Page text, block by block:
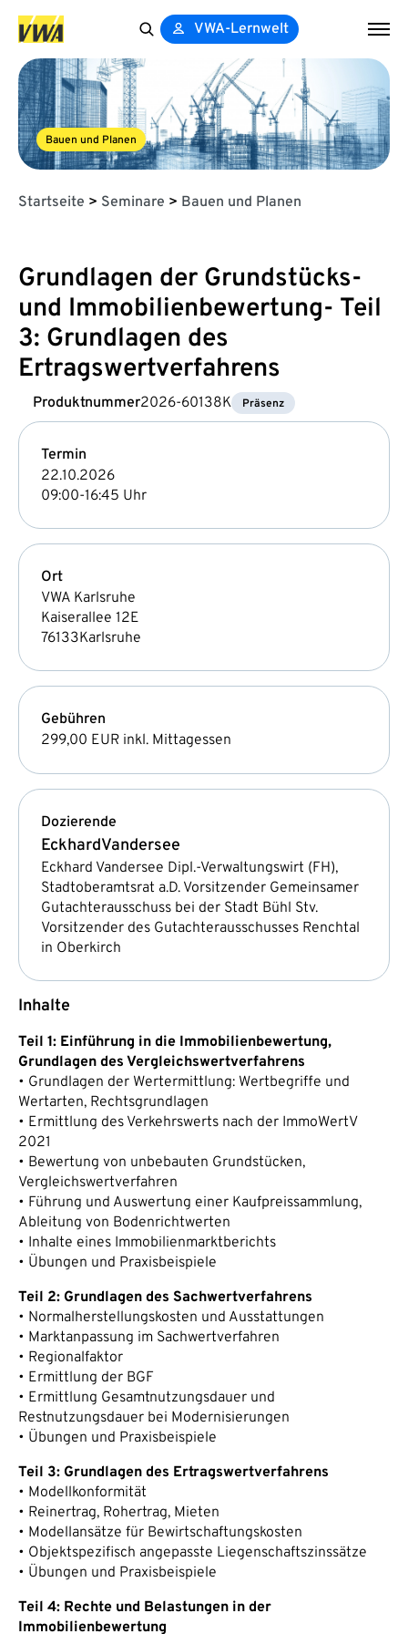
for:
VWA-Lernwelt
Bauen und Planen
Startseite > Seminare > Bauen und Planen
Grundlagen der Grundstücks-
und Immobilienbewertung- Teil
3: Grundlagen des
Ertragswertverfahrens
Produktnummer2026-60138K Präsenz
Termin
22.10.2026
09:00-16:45 Uhr
Ort
VWA Karlsruhe
Kaiserallee 12E
76133Karlsruhe
Gebühren
299,00 EUR inkl. Mittagessen
Dozierende
EckhardVandersee
Eckhard Vandersee Dipl.-Verwaltungswirt (FH),
Stadtoberamtsrat a.D. Vorsitzender Gemeinsamer
Gutachterausschuss bei der Stadt Bühl Stv.
Vorsitzender des Gutachterausschusses Renchtal
in Oberkirch
Inhalte
Teil 1: Einführung in die Immobilienbewertung,
Grundlagen des Vergleichswertverfahrens
• Grundlagen der Wertermittlung: Wertbegriffe und
Wertarten, Rechtsgrundlagen
• Ermittlung des Verkehrswerts nach der ImmoWertV
2021
• Bewertung von unbebauten Grundstücken,
Vergleichswertverfahren
• Führung und Auswertung einer Kaufpreissammlung,
Ableitung von Bodenrichtwerten
• Inhalte eines Immobilienmarktberichts
• Übungen und Praxisbeispiele
Teil 2: Grundlagen des Sachwertverfahrens
• Normalherstellungskosten und Ausstattungen
• Marktanpassung im Sachwertverfahren
• Regionalfaktor
• Ermittlung der BGF
• Ermittlung Gesamtnutzungsdauer und
Restnutzungsdauer bei Modernisierungen
• Übungen und Praxisbeispiele
Teil 3: Grundlagen des Ertragswertverfahrens
• Modellkonformität
• Reinertrag, Rohertrag, Mieten
• Modellansätze für Bewirtschaftungskosten
• Objektspezifisch angepasste Liegenschaftszinssätze
• Übungen und Praxisbeispiele
Teil 4: Rechte und Belastungen in der
Immobilienbewertung